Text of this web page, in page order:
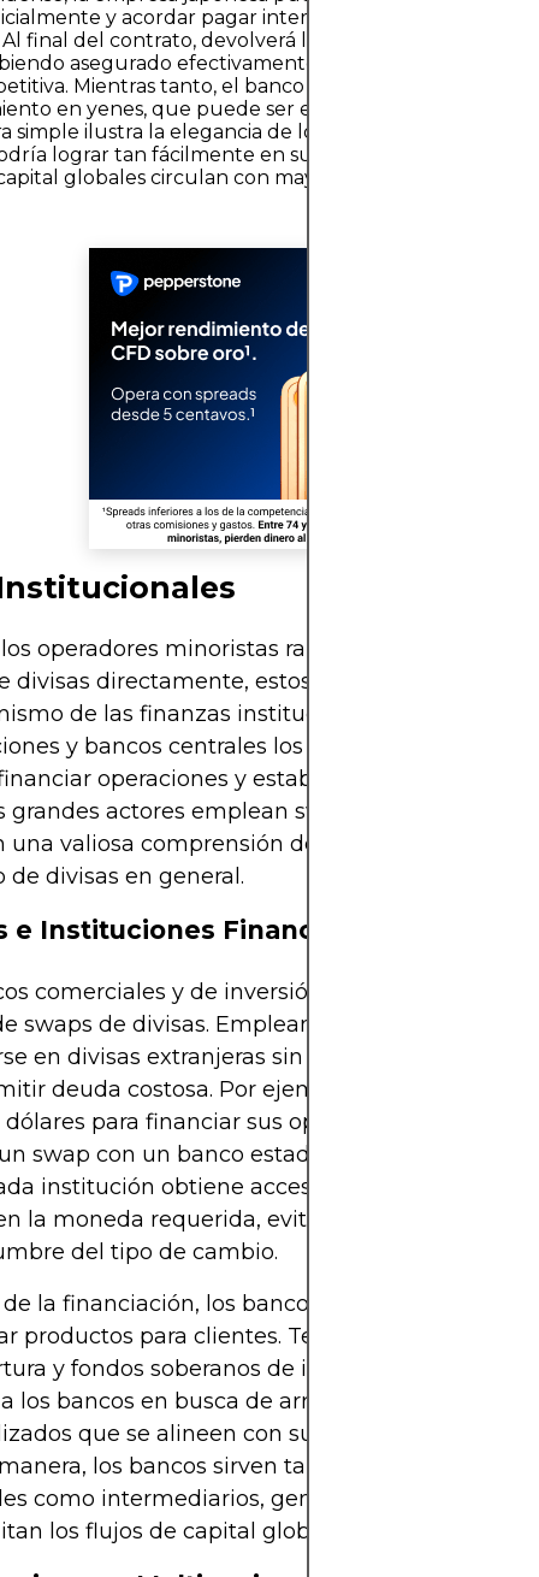
y acordar pagar intereses en dólares
final del contrato, devolverá los dólares y recuperará
asegurado efectivamente financiamiento en
Mientras tanto, el banco estadounidense
en yenes, que puede ser escaso en su propio
simple ilustra la elegancia de los swaps: cada lado
lograr tan fácilmente en su mercado local,
globales circulan con mayor suavidad a través de
operadores minoristas rara vez se encuentran
divisas directamente, estos instrumentos están
de las finanzas institucionales. Bancos,
y bancos centrales los utilizan para
operaciones y estabilizar economías. Al
grandes actores emplean swaps, los operadores
una valiosa comprensión de los flujos que
de divisas en general.
e Instituciones Financieras
comerciales y de inversión son los usuarios
swaps de divisas. Emplean estos acuerdos para
en divisas extranjeras sin recurrir a volátiles
deuda costosa. Por ejemplo, un banco
para financiar sus operaciones en EE.UU.
swap con un banco estadounidense que
institución obtiene acceso a financiación
la moneda requerida, evitando al mismo
del tipo de cambio.
de la financiación, los bancos también utilizan
productos para clientes. Tesoreros
y fondos soberanos de inversión a menudo
los bancos en busca de arreglos de swaps
que se alineen con sus necesidades
los bancos sirven tanto como usuarios
como intermediarios, generando ingresos al
los flujos de capital global.